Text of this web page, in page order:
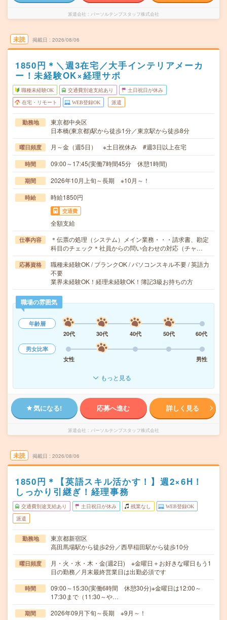
派遣会社 パーソルテンプスタッフ株式会社
未読 掲載日 2026/08/06
1850円＊＼週3在宅／大手インテリアメーカ
ー！未経験OK×経理サポ
職種未経験OK 交通費別途支給あり 土日祝日が休み
在宅・リモート WEB登録OK 派遣
勤務地
東京都中央区
日本橋(東京都)駅から徒歩1分／東京駅から徒歩8分
曜日頻度 月～金（週5日） ※土日祝休み #週3日以上在宅
時間 09:00～17:45(実働7時間45分 休憩1時間)
期間 2026年10月上旬～長期 ※10月～！
時給 時給1850円
交通費
全額支給
仕事内容
＊伝票の処理（システム）メイン業務・・・請求書、勘定
科目のチェック＊社員からの問い合わせの対応（チャ…
応募資格
職種未経験OK / ブランクOK / パソコンスキル不要 / 英語力
不要
業界未経験OK！経理未経験OK！簿記3級お持ちの方
職場の雰囲気
年齢層
20代
30代 40代 50代
60代
男女比率
女性
男性
もっと見る
気になる! 応募へ進む 詳しく見る
派遣会社 パーソルテンプスタッフ株式会社
未読 掲載日 2026/08/06
1850円＊【英語スキル活かす！】週2×6H！
しっかり引継ぎ！経理事務
交通費別途支給あり 土日祝日が休み 残業なし WEB登録OK
派遣
勤務地
東京都新宿区
高田馬場駅から徒歩2分／西早稲田駅から徒歩10分
曜日頻度
月・火・水・木・金(週2日) ※金曜日＋お好きな曜日もう1
日の勤務／月末最終営業日は出勤必須です
時間
09:00～15:30(実働6時間 休憩30分)※金曜日は12:00～
17:30まで（11:30～や…
期間 2026年09月下旬～長期 ※9月～！